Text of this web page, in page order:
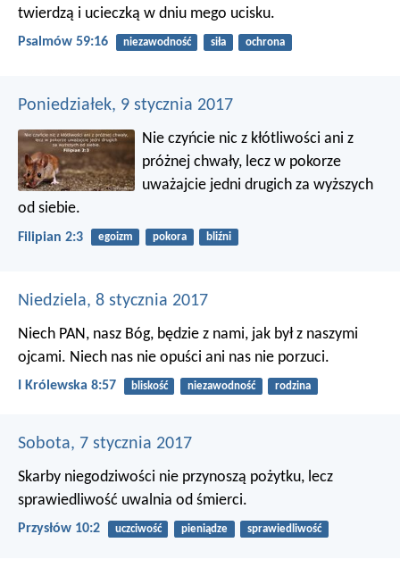
twierdzą i ucieczką w dniu mego ucisku.
Psalmów 59:16 niezawodność siła ochrona
Poniedziałek, 9 stycznia 2017
Nie czyńcie nic z kłótliwości ani z
próżnej chwały, lecz w pokorze
uważajcie jedni drugich za wyższych
od siebie.
Filipian 2:3 egoizm pokora bliźni
Niedziela, 8 stycznia 2017
Niech PAN, nasz Bóg, będzie z nami, jak był z naszymi
ojcami. Niech nas nie opuści ani nas nie porzuci.
I Królewska 8:57 bliskość niezawodność rodzina
Sobota, 7 stycznia 2017
Skarby niegodziwości nie przynoszą pożytku, lecz
sprawiedliwość uwalnia od śmierci.
Przysłów 10:2 uczciwość pieniądze sprawiedliwość